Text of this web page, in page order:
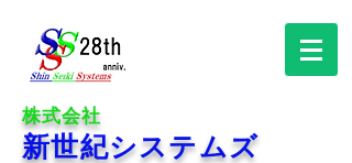
株式会社
新世紀システムズ